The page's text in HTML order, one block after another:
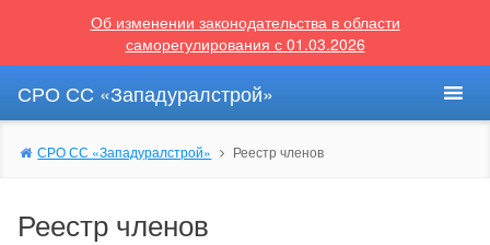
Об изменении законодательства в области
саморегулирования с 01.03.2026
СРО СС «Западуралстрой»
СРО СС «Западуралстрой» Реестр членов
Реестр членов